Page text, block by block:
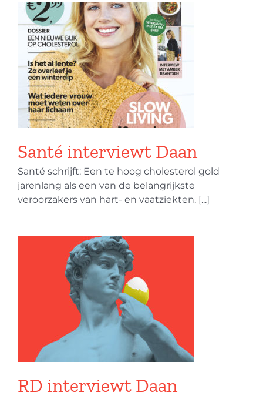
Santé interviewt Daan
Santé schrijft: Een te hoog cholesterol gold
jarenlang als een van de belangrijkste
veroorzakers van hart- en vaatziekten. [...]
RD interviewt Daan